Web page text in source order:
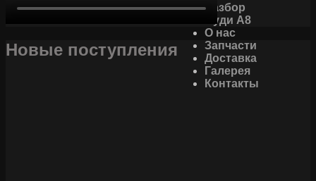
Разбор
Ауди А8
О нас
Запчасти
Доставка
Галерея
Контакты
Новые поступления